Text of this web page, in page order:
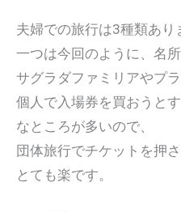
夫婦での旅行は3種類あり
一つは今回のように、名
サグラダファミリアやプラ
個人で入場券を買おうと
なところが多いので、
団体旅行でチケットを押
とても楽です。